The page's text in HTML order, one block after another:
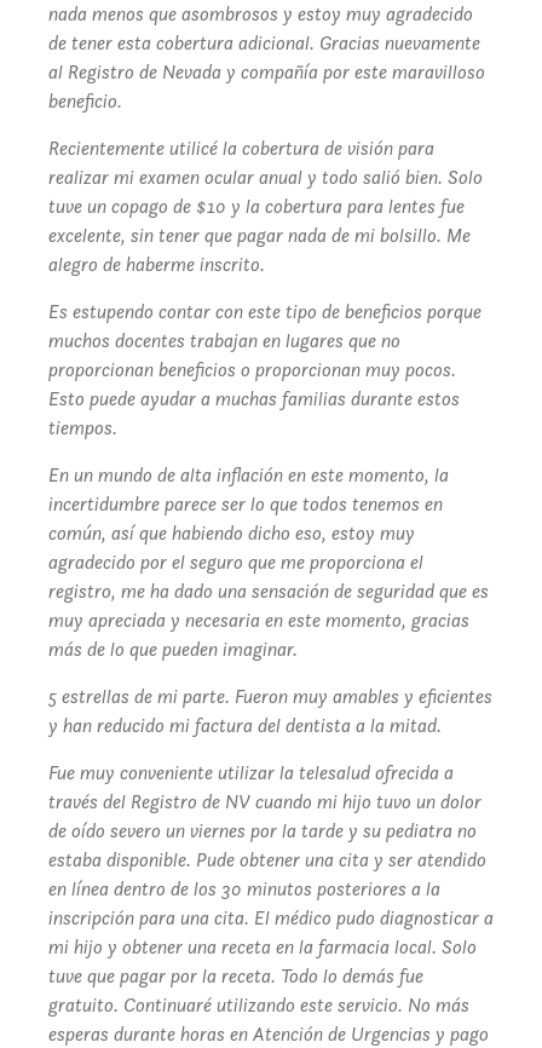
nada menos que asombrosos y estoy muy agradecido
de tener esta cobertura adicional. Gracias nuevamente
al Registro de Nevada y compañía por este maravilloso
beneficio.
Recientemente utilicé la cobertura de visión para
realizar mi examen ocular anual y todo salió bien. Solo
tuve un copago de $10 y la cobertura para lentes fue
excelente, sin tener que pagar nada de mi bolsillo. Me
alegro de haberme inscrito.
Es estupendo contar con este tipo de beneficios porque
muchos docentes trabajan en lugares que no
proporcionan beneficios o proporcionan muy pocos.
Esto puede ayudar a muchas familias durante estos
tiempos.
En un mundo de alta inflación en este momento, la
incertidumbre parece ser lo que todos tenemos en
común, así que habiendo dicho eso, estoy muy
agradecido por el seguro que me proporciona el
registro, me ha dado una sensación de seguridad que es
muy apreciada y necesaria en este momento, gracias
más de lo que pueden imaginar.
5 estrellas de mi parte. Fueron muy amables y eficientes
y han reducido mi factura del dentista a la mitad.
Fue muy conveniente utilizar la telesalud ofrecida a
través del Registro de NV cuando mi hijo tuvo un dolor
de oído severo un viernes por la tarde y su pediatra no
estaba disponible. Pude obtener una cita y ser atendido
en línea dentro de los 30 minutos posteriores a la
inscripción para una cita. El médico pudo diagnosticar a
mi hijo y obtener una receta en la farmacia local. Solo
tuve que pagar por la receta. Todo lo demás fue
gratuito. Continuaré utilizando este servicio. No más
esperas durante horas en Atención de Urgencias y pago